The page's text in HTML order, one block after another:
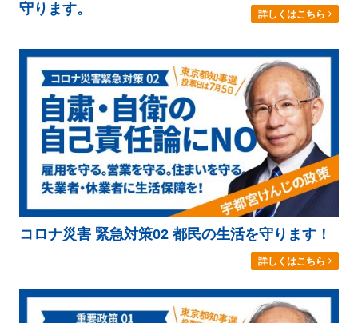
守ります。
詳しくはこちら
コロナ災害 緊急対策02 都民の生活を守ります！
詳しくはこちら